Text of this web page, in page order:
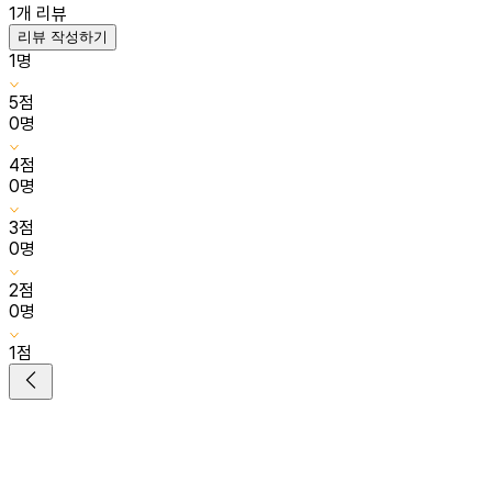
1개 리뷰
리뷰 작성하기
1명
5점
0명
4점
0명
3점
0명
2점
0명
1점